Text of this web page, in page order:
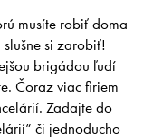
musíte robiť doma
si zarobiť!
brigádou ľudí
Čoraz viac firiem
Zadajte do
či jednoducho